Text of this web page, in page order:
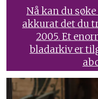
Nå kan du
akkurat det du
2005. Et
bladarkiv er